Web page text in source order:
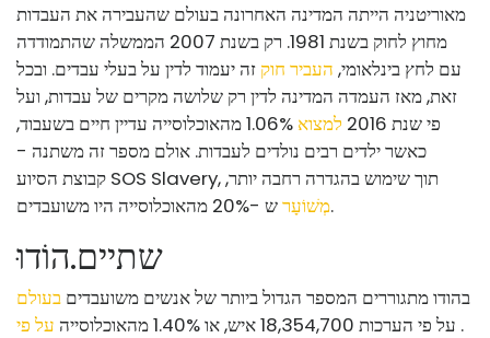
מאוריטניה הייתה המדינה האחרונה בעולם שהעבירה את העבדות
מחוץ לחוק בשנת 1981. רק בשנת 2007 הממשלה שהתמודדה
עם לחץ בינלאומי, העביר חוק זה יעמוד לדין על בעלי עבדים. ובכל
זאת, מאז העמדה המדינה לדין רק שלושה מקרים של עבדות, ועל
פי שנת 2016
למצוא
1.06% מהאוכלוסייה עדיין חיים בשעבוד,
כאשר ילדים רבים נולדים לעבדות. אולם מספר זה משתנה -
קבוצת הסיוע SOS Slavery, תוך שימוש בהגדרה רחבה יותר,
מְשׁוֹעָרש -20% מהאוכלוסייה היו משועבדים.
שתיים.הוֹדוּ
בהודו מתגוררים המספר הגדול ביותר של אנשים משועבדים בעולם
. על פי הערכות 18,354,700 איש, או 1.40% מהאוכלוסייה
על פי